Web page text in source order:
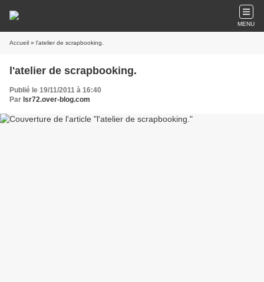
MENU
Accueil » l'atelier de scrapbooking.
l'atelier de scrapbooking.
Publié le 19/11/2011 à 16:40
Par lsr72.over-blog.com